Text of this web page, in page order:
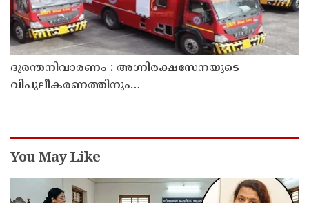
ദുരന്തനിവാരണം : അഗ്നിരക്ഷസേനയുടെ
വിപുലീകരണത്തിനും
You May Like